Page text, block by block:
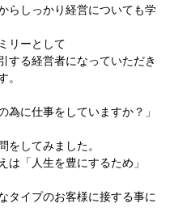
らしっかり経営についても学
リーとして
する経営者になっていただき
。
為に仕事をしていますか？」
をしてみました。
は「人生を豊にするため」
タイプのお客様に接する事に